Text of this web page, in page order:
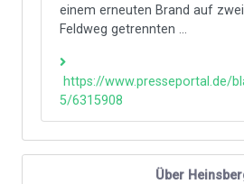
einem erneuten Brand auf
Feldweg getrennten ...
https://www.presseportal.de/
5/6315908
Über